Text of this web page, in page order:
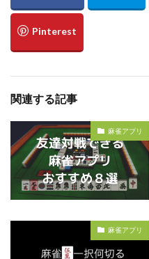
関連する記事
麻雀アプリ
麻雀アプリ